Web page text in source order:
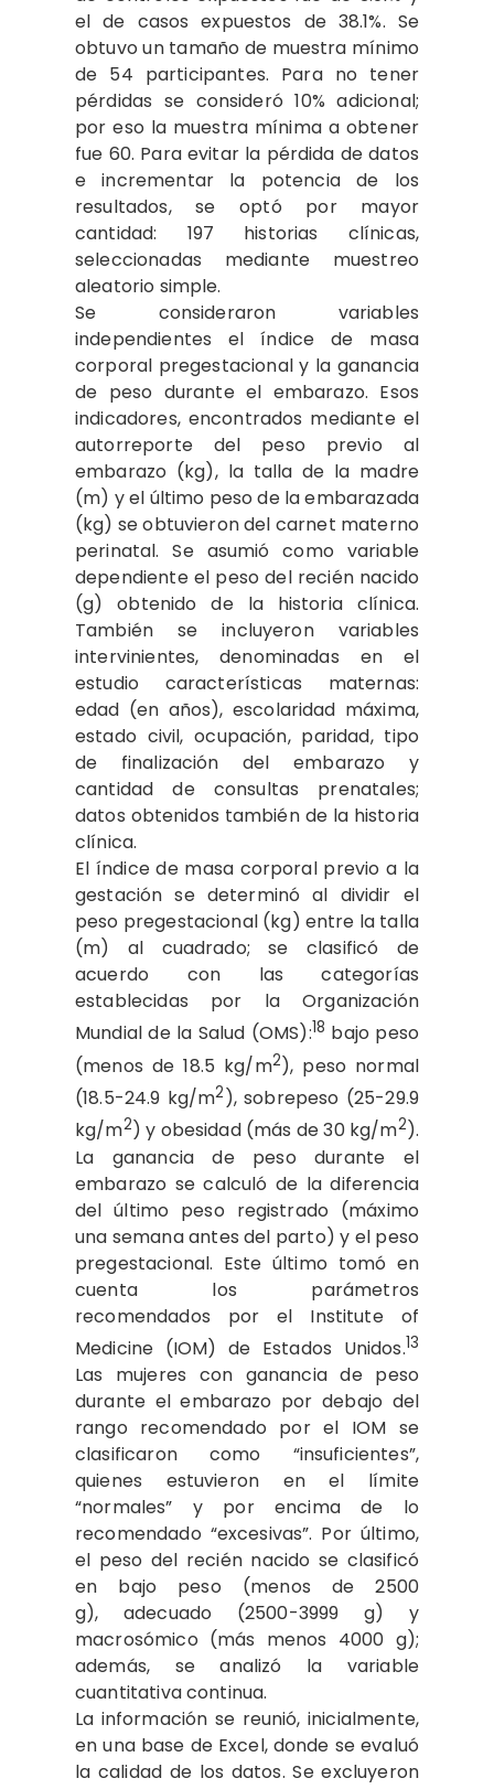
el de casos expuestos de 38.1%. Se
obtuvo un tamaño de muestra mínimo
de 54 participantes. Para no tener
pérdidas se consideró 10% adicional;
por eso la muestra mínima a obtener
fue 60. Para evitar la pérdida de datos
e incrementar la potencia de los
resultados, se optó por mayor
cantidad: 197 historias clínicas,
seleccionadas mediante muestreo
aleatorio simple.
Se consideraron variables
independientes el índice de masa
corporal pregestacional y la ganancia
de peso durante el embarazo. Esos
indicadores, encontrados mediante el
autorreporte del peso previo al
embarazo (kg), la talla de la madre
(m) y el último peso de la embarazada
(kg) se obtuvieron del carnet materno
perinatal. Se asumió como variable
dependiente el peso del recién nacido
(g) obtenido de la historia clínica.
También se incluyeron variables
intervinientes, denominadas en el
estudio características maternas:
edad (en años), escolaridad máxima,
estado civil, ocupación, paridad, tipo
de finalización del embarazo y
cantidad de consultas prenatales;
datos obtenidos también de la historia
clínica.
El índice de masa corporal previo a la
gestación se determinó al dividir el
peso pregestacional (kg) entre la talla
(m) al cuadrado; se clasificó de
acuerdo con las categorías
establecidas por la Organización
Mundial de la Salud (OMS):18 bajo peso
(menos de 18.5 kg/m2), peso normal
(18.5-24.9 kg/m2 ), sobrepeso (25-29.9
kg/m2) y obesidad (más de 30 kg/m2).
La ganancia de peso durante el
embarazo se calculó de la diferencia
del último peso registrado (máximo
una semana antes del parto) y el peso
pregestacional. Este último tomó en
cuenta los parámetros
recomendados por el Institute of
Medicine (IOM) de Estados Unidos.13
Las mujeres con ganancia de peso
durante el embarazo por debajo del
rango recomendado por el IOM se
clasificaron como “insuficientes”,
quienes estuvieron en el límite
“normales” y por encima de lo
recomendado “excesivas”. Por último,
el peso del recién nacido se clasificó
en bajo peso (menos de 2500
g), adecuado (2500-3999 g) y
macrosómico (más menos 4000 g);
además, se analizó la variable
cuantitativa continua.
La información se reunió, inicialmente,
en una base de Excel, donde se evaluó
la calidad de los datos. Se excluyeron